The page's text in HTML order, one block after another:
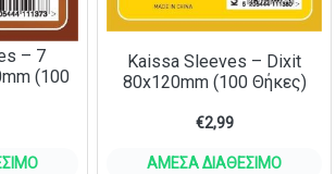
– 7
(100
Kaissa Sleeves – Dixit
80x120mm (100 Θήκες)
€2,99
ΆΜΕΣΑ ΔΙΑΘΈΣΙΜΟ